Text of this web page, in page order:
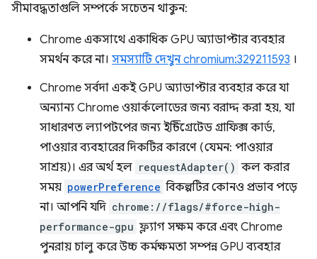
সীমাবদ্ধতাগুলি সম্পর্কে সচেতন থাকুন:
Chrome একসাথে একাধিক GPU অ্যাডাপ্টার ব্যবহার
সমর্থন করে না। সমস্যাটি দেখুন chromium:329211593 ।
Chrome সর্বদা একই GPU অ্যাডাপ্টার ব্যবহার করে যা
অন্যান্য Chrome ওয়ার্কলোডের জন্য বরাদ্দ করা হয়, যা
সাধারণত ল্যাপটপের জন্য ইন্টিগ্রেটেড গ্রাফিক্স কার্ড,
পাওয়ার ব্যবহারের দিকটির কারণে (যেমন: পাওয়ার
সাশ্রয়)। এর অর্থ হল requestAdapter() কল করার
সময় powerPreference বিকল্পটির কোনও প্রভাব পড়ে
না। আপনি যদি chrome://flags/#force-high-
performance-gpu ফ্ল্যাগ সক্ষম করে এবং Chrome
পুনরায় চালু করে উচ্চ কর্মক্ষমতা সম্পন্ন GPU ব্যবহার